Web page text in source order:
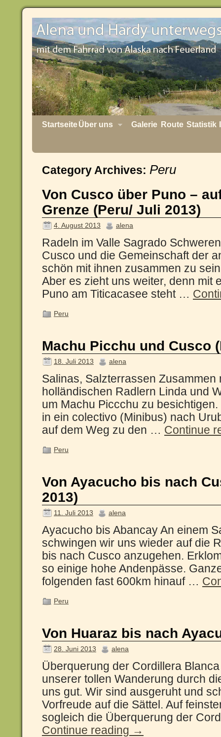
StartseiteÜber uns Galerie Route Statistik
Category Archives: Peru
Von Cusco über Puno –
Grenze (Peru/ Juli 2013)
4. August 2013 alena
Radeln im Valle Sagrado
Cusco und die Gemeinschaft der
schön mit ihnen zusammen zu
Aber es zieht uns weiter, denn mit
Puno am Titicacasee steht …
Peru
Machu Picchu und Cusco
18. Juli 2013 alena
Salinas, Salzterrassen Zusammen
holländischen Radlern Linda und
um Machu Piccchu zu
in ein colectivo (Minibus) nach
auf dem Weg zu den … Continue
Peru
Von Ayacucho bis nach
2013)
11. Juli 2013 alena
Ayacucho bis Abancay An einem
schwingen wir uns wieder auf die
bis nach Cusco anzugehen.
so einige hohe Andenpässe.
folgenden fast 600km hinauf …
Peru
Von Huaraz bis nach
28. Juni 2013 alena
Überquerung der Cordillera
unserer tollen Wanderung durch
uns gut. Wir sind ausgeruht und
Vorfreude auf die Sättel. Auf
sogleich die Überquerung der
Continue reading →